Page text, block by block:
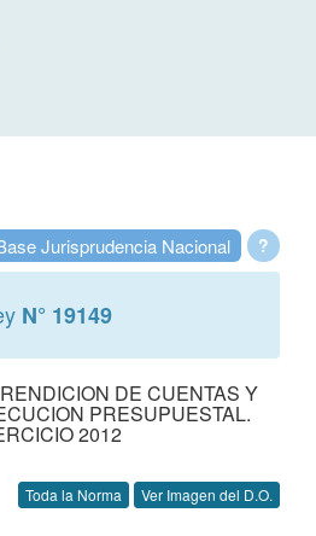
?
Jurisprudencia Nacional
N° 19149
DE CUENTAS Y
PRESUPUESTAL.
2012
Toda la Norma Ver Imagen del D.O.